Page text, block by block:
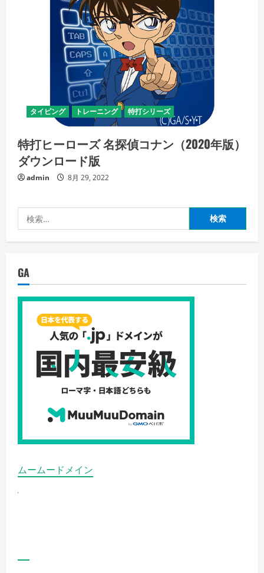
タイピング トレーニング 特打シリーズ
特打ヒーローズ 名探偵コナン（2020年版）
ダウンロード版
admin 8月 29, 2022
索:
GA
ムームードメイン